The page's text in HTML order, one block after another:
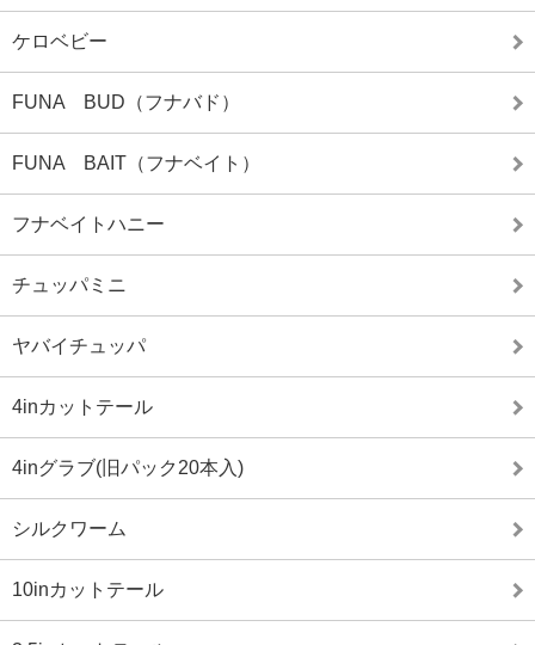
ケロベビー
FUNA BUD（フナバド）
FUNA BAIT（フナベイト）
フナベイトハニー
チュッパミニ
ヤバイチュッパ
4inカットテール
4inグラブ(旧パック20本入)
シルクワーム
10inカットテール